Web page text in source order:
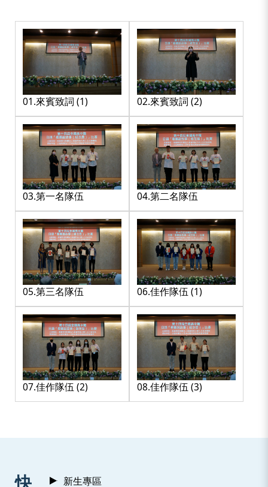
01.來賓致詞 (1) 02.來賓致詞 (2)
03.第一名隊伍 04.第二名隊伍
05.第三名隊伍 06.佳作隊伍 (1)
07.佳作隊伍 (2) 08.佳作隊伍 (3)
快
新生專區